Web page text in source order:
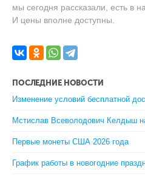
мы сегодня рассказали, есть в
И цены вполне доступны.
ПОСЛЕДНИЕ НОВОСТИ
Изменение условий бесплатной
Мстислав Всеволодович Келдыш
Первые монеты США 2026 года
График работы в новогодние